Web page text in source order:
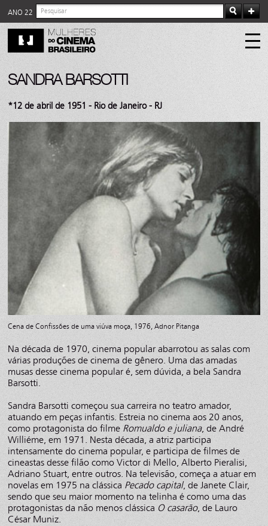
ANO 22
SANDRA BARSOTTI
*12 de abril de 1951 - Rio de Janeiro - RJ
Cena de Confissões de uma viúva moça, 1976, Adnor Pitanga
Na década de 1970, cinema popular abarrotou as salas com
várias produções de cinema de gênero. Uma das amadas
musas desse cinema popular é, sem dúvida, a bela Sandra
Barsotti.
Sandra Barsotti começou sua carreira no teatro amador,
atuando em peças infantis. Estreia no cinema aos 20 anos,
como protagonista do filme Romualdo e juliana, de André
Williéme, em 1971. Nesta década, a atriz participa
intensamente do cinema popular, e participa de filmes de
cineastas desse filão como Victor di Mello, Alberto Pieralisi,
Adriano Stuart, entre outros. Na televisão, começa a atuar em
novelas em 1975 na clássica Pecado capital, de Janete Clair,
sendo que seu maior momento na telinha é como uma das
protagonistas da não menos clássica O casarão, de Lauro
César Muniz.